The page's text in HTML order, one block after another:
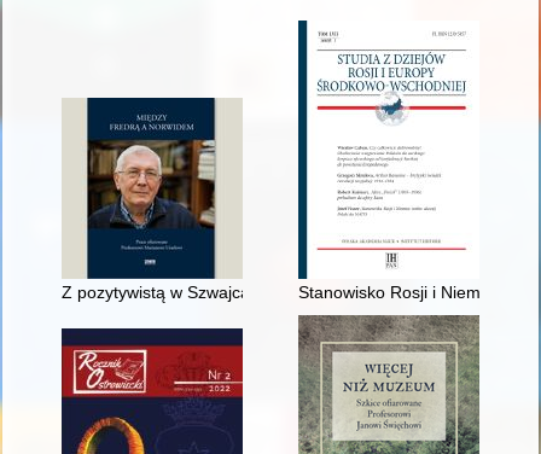
Z pozytywistą w Szwajcarii : w perspektywie listów Bolesława
Stanowisko Rosji i Niemiec